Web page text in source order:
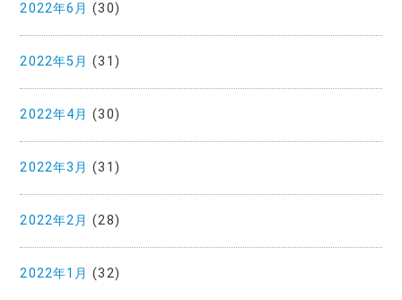
2022年6月 (30)
2022年5月 (31)
2022年4月 (30)
2022年3月 (31)
2022年2月 (28)
2022年1月 (32)